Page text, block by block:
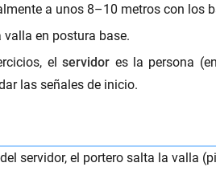
a unos 8–10 metros con los
valla en postura base.
elservidor es la persona
las señales de inicio.
servidor, el portero salta la valla